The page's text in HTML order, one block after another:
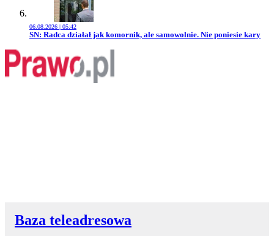
06.08.2026 | 05:42
Przejdź do artykułu:
SN: Radca działał jak komornik, ale samowolnie. Nie poniesie kary
Baza teleadresowa